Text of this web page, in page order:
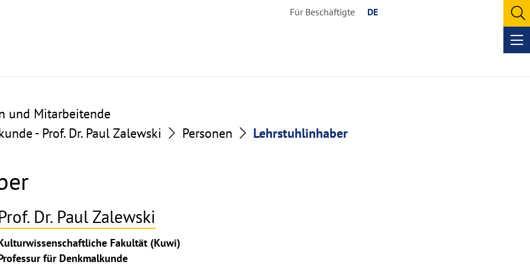
Für Beschäftigte DE
und Mitarbeitende
- Prof. Dr. Paul Zalewski
Personen Lehrstuhlinhaber
Dr. Paul Zalewski
Fakultät (Kuwi)
für Denkmalkunde